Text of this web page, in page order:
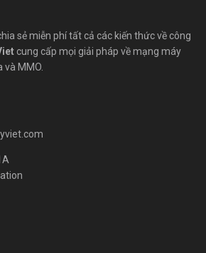
sẻ miễn phí tất cả các kiến thức về công
cung cấp mọi giải pháp về mạng máy
và MMO.